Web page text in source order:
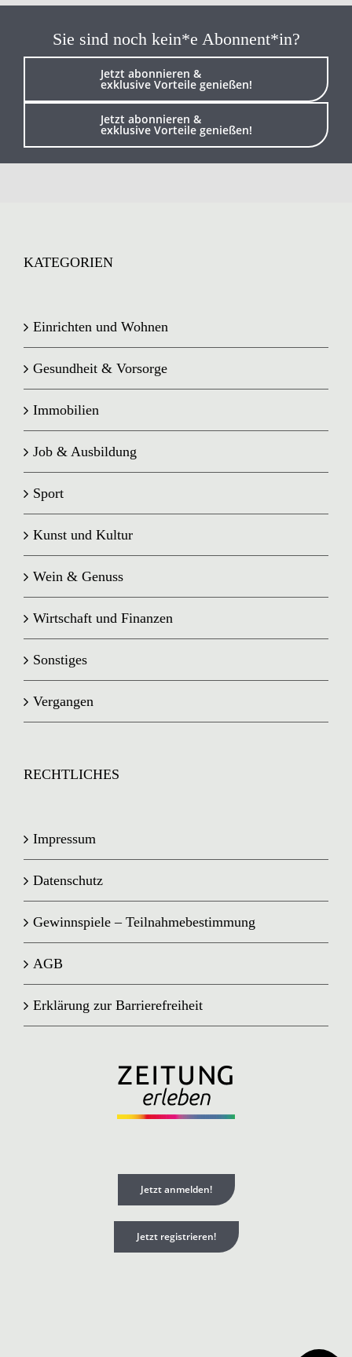
Sie sind noch kein*e Abonnent*in?
Jetzt abonnieren &
exklusive Vorteile genießen!
Jetzt abonnieren &
exklusive Vorteile genießen!
KATEGORIEN
Einrichten und Wohnen
Gesundheit & Vorsorge
Immobilien
Job & Ausbildung
Sport
Kunst und Kultur
Wein & Genuss
Wirtschaft und Finanzen
Sonstiges
Vergangen
RECHTLICHES
Impressum
Datenschutz
Gewinnspiele – Teilnahmebestimmung
AGB
Erklärung zur Barrierefreiheit
Jetzt anmelden!
Jetzt registrieren!